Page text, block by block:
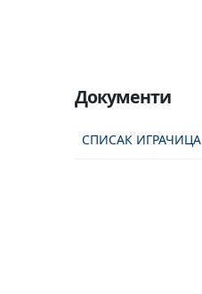
Документи
СПИСАК ИГРАЧИЦА